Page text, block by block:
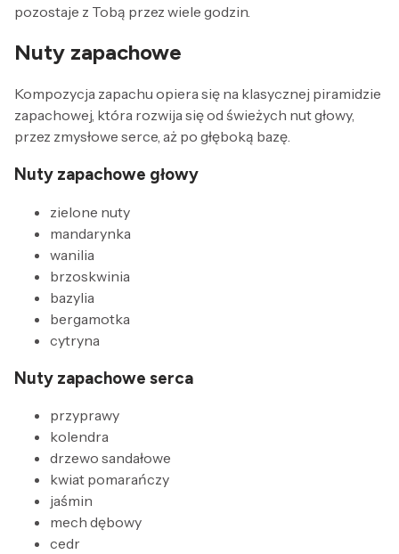
pozostaje z Tobą przez wiele godzin.
Nuty zapachowe
Kompozycja zapachu opiera się na klasycznej piramidzie
zapachowej, która rozwija się od świeżych nut głowy,
przez zmysłowe serce, aż po głęboką bazę.
Nuty zapachowe głowy
zielone nuty
mandarynka
wanilia
brzoskwinia
bazylia
bergamotka
cytryna
Nuty zapachowe serca
przyprawy
kolendra
drzewo sandałowe
kwiat pomarańczy
jaśmin
mech dębowy
cedr